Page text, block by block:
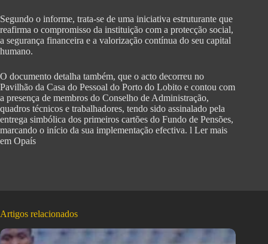
Segundo o informe, trata-se de uma iniciativa estruturante que
reafirma o compromisso da instituição com a protecção social,
a segurança financeira e a valorização contínua do seu capital
humano.
O documento detalha também, que o acto decorreu no
Pavilhão da Casa do Pessoal do Porto do Lobito e contou com
a presença de membros do Conselho de Administração,
quadros técnicos e trabalhadores, tendo sido assinalado pela
entrega simbólica dos primeiros cartões do Fundo de Pensões,
marcando o início da sua implementação efectiva. l Ler mais
em Opaís
Artigos relacionados